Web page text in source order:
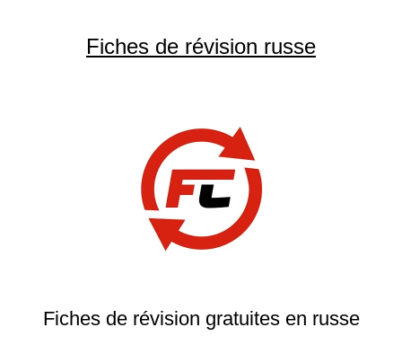
Fiches de révision russe
Fiches de révision gratuites en russe